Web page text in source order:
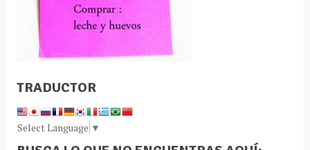
TRADUCTOR
Select Language ▼